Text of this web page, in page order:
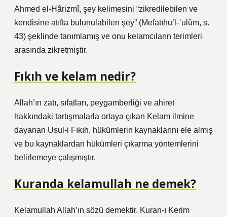
Ahmed el-Hârizmî, şey kelimesini “zikredilebilen ve
kendisine atıfta bulunulabilen şey” (Mefātīḥu’l-ʿulûm, s.
43) şeklinde tanımlamış ve onu kelamcıların terimleri
arasında zikretmiştir.
Fıkıh ve kelam nedir?
Allah’ın zatı, sıfatları, peygamberliği ve ahiret
hakkındaki tartışmalarla ortaya çıkan Kelam ilmine
dayanan Usul-i Fıkıh, hükümlerin kaynaklarını ele almış
ve bu kaynaklardan hükümleri çıkarma yöntemlerini
belirlemeye çalışmıştır.
Kuranda kelamullah ne demek?
Kelamullah Allah’ın sözü demektir. Kuran-ı Kerim